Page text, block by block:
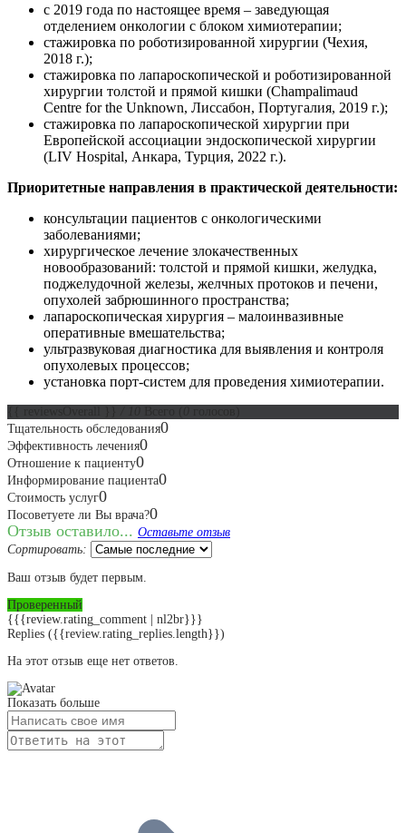
с 2019 года по настоящее время – заведующая
отделением онкологии с блоком химиотерапии;
стажировка по роботизированной хирургии (Чехия,
2018 г.);
стажировка по лапароскопической и роботизированной
хирургии толстой и прямой кишки (Champalimaud
Centre for the Unknown, Лиссабон, Португалия, 2019 г.);
стажировка по лапароскопической хирургии при
Европейской ассоциации эндоскопической хирургии
(LIV Hospital, Анкара, Турция, 2022 г.).
Приоритетные направления в практической деятельности:
консультации пациентов с онкологическими
заболеваниями;
хирургическое лечение злокачественных
новообразований: толстой и прямой кишки, желудка,
поджелудочной железы, желчных протоков и печени,
опухолей забрюшинного пространства;
лапароскопическая хирургия – малоинвазивные
оперативные вмешательства;
ультразвуковая диагностика для выявления и контроля
опухолевых процессов;
установка порт-систем для проведения химиотерапии.
Тщательность обследования0
Эффективность лечения0
Отношение к пациенту0
Информирование пациента0
Стоимость услуг0
Посоветуете ли Вы врача?0
Отзыв оставило... Оставьте отзыв
Сортировать:
Ваш отзыв будет первым.
Проверенный
{{{review.rating_comment | nl2br}}}
Replies ({{review.rating_replies.length}})
На этот отзыв еще нет ответов.
Показать больше